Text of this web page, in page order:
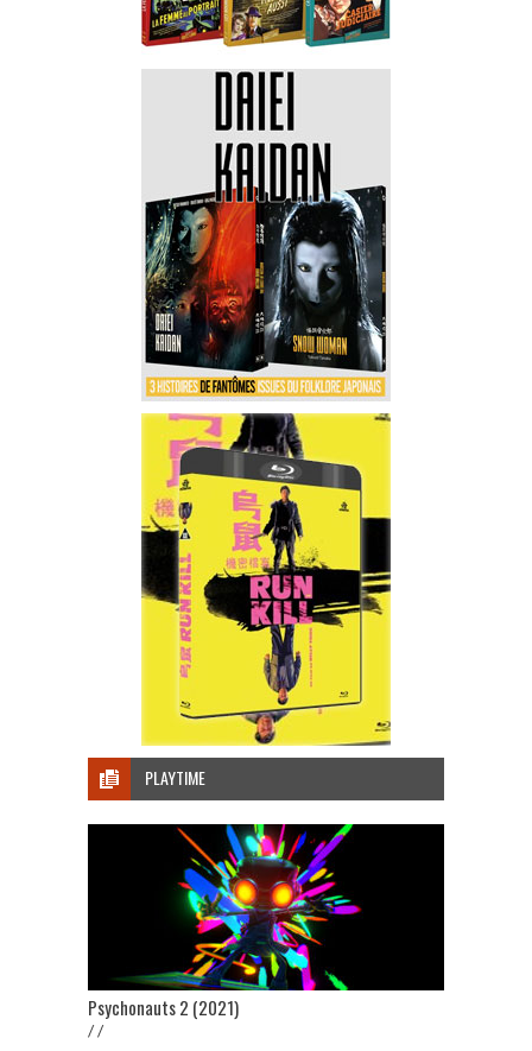
PLAYTIME
Psychonauts 2 (2021)
/ /